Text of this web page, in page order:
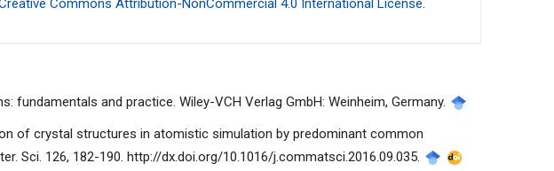
Commons Attribution-NonCommercial 4.0 International License.
fundamentals and practice. Wiley-VCH Verlag GmbH: Weinheim, Germany.
of crystal structures in atomistic simulation by predominant common
Sci. 126, 182-190. http://dx.doi.org/10.1016/j.commatsci.2016.09.035.